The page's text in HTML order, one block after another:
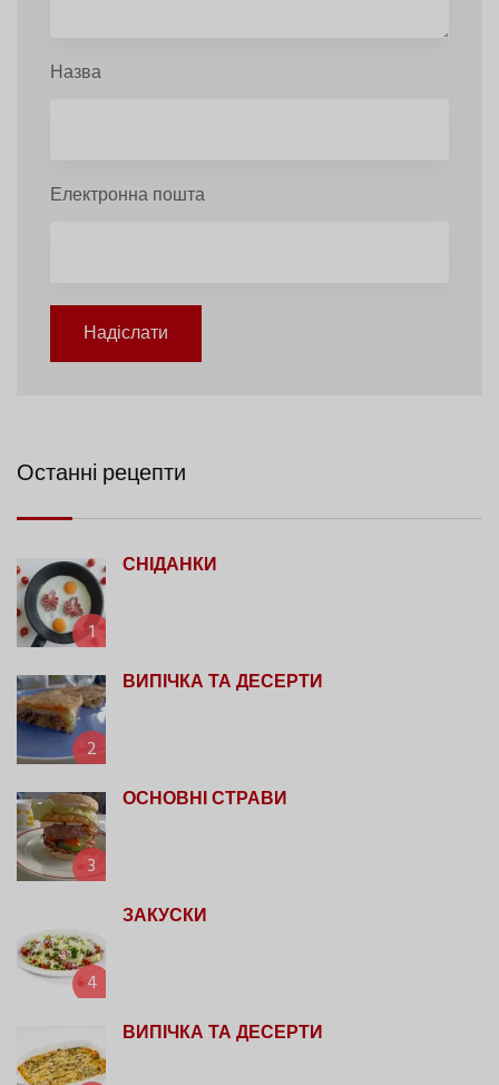
Назва
Електронна пошта
Надіслати
Останні рецепти
1
СНІДАНКИ
2
ВИПІЧКА ТА ДЕСЕРТИ
3
ОСНОВНІ СТРАВИ
4
ЗАКУСКИ
ВИПІЧКА ТА ДЕСЕРТИ